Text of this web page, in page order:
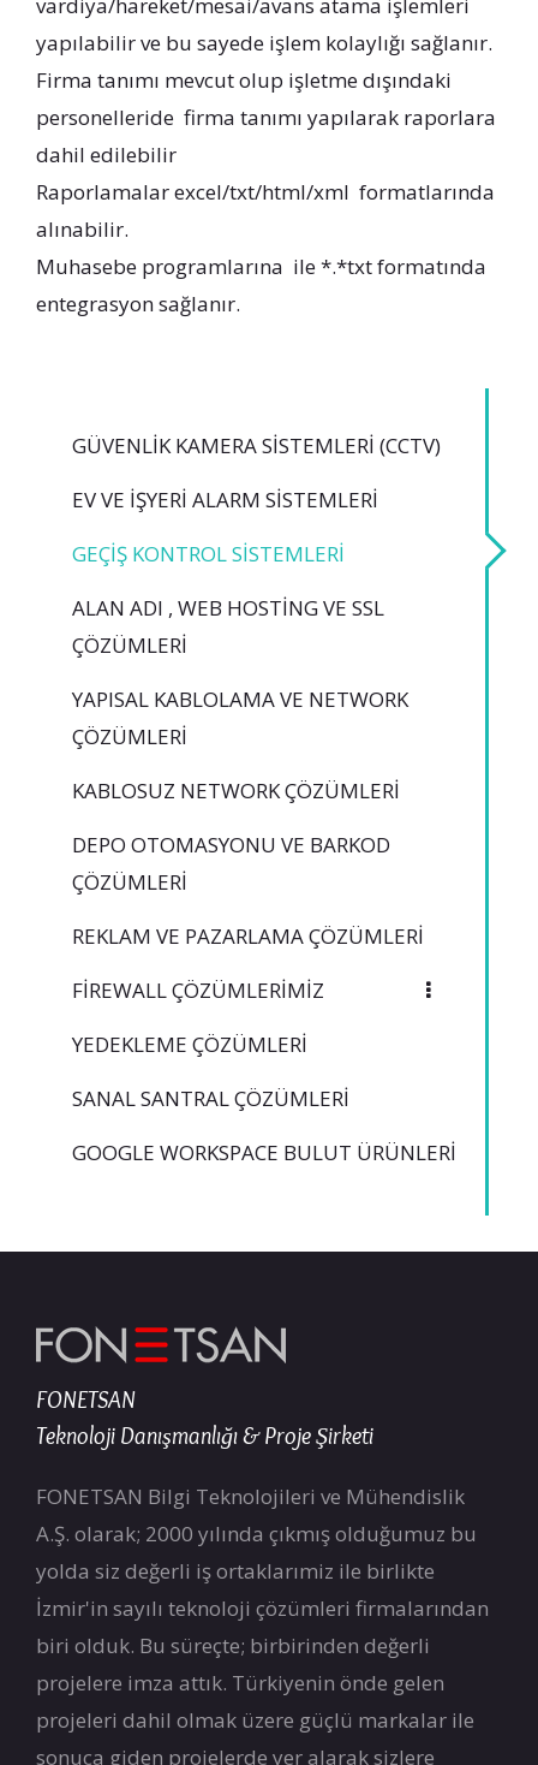
yapılabilir ve bu sayede işlem kolaylığı sağlanır.
Firma tanımı mevcut olup işletme dışındaki
personelleride firma tanımı yapılarak raporlara
dahil edilebilir
Raporlamalar excel/txt/html/xml formatlarında
alınabilir.
Muhasebe programlarına ile *.*txt formatında
entegrasyon sağlanır.
GÜVENLIK KAMERA SISTEMLERI (CCTV)
EV VE İŞYERI ALARM SISTEMLERI
GEÇIŞ KONTROL SISTEMLERI
ALAN ADI , WEB HOSTING VE SSL
ÇÖZÜMLERI
YAPISAL KABLOLAMA VE NETWORK
ÇÖZÜMLERI
KABLOSUZ NETWORK ÇÖZÜMLERI
DEPO OTOMASYONU VE BARKOD
ÇÖZÜMLERI
REKLAM VE PAZARLAMA ÇÖZÜMLERI
FIREWALL ÇÖZÜMLERIMIZ
YEDEKLEME ÇÖZÜMLERI
SANAL SANTRAL ÇÖZÜMLERI
GOOGLE WORKSPACE BULUT ÜRÜNLERI
FONETSAN
Teknoloji Danışmanlığı & Proje Şirketi
FONETSAN Bilgi Teknolojileri ve Mühendislik
A.Ş. olarak; 2000 yılında çıkmış olduğumuz bu
yolda siz değerli iş ortaklarımiz ile birlikte
İzmir'in sayılı teknoloji çözümleri firmalarından
biri olduk. Bu süreçte; birbirinden değerli
projelere imza attık. Türkiyenin önde gelen
projeleri dahil olmak üzere güçlü markalar ile
sonuca giden projelerde yer alarak sizlere